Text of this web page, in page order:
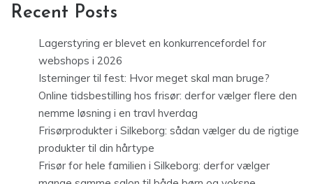
Recent Posts
Lagerstyring er blevet en konkurrencefordel for
webshops i 2026
Isterninger til fest: Hvor meget skal man bruge?
Online tidsbestilling hos frisør: derfor vælger flere den
nemme løsning i en travl hverdag
Frisørprodukter i Silkeborg: sådan vælger du de rigtige
produkter til din hårtype
Frisør for hele familien i Silkeborg: derfor vælger